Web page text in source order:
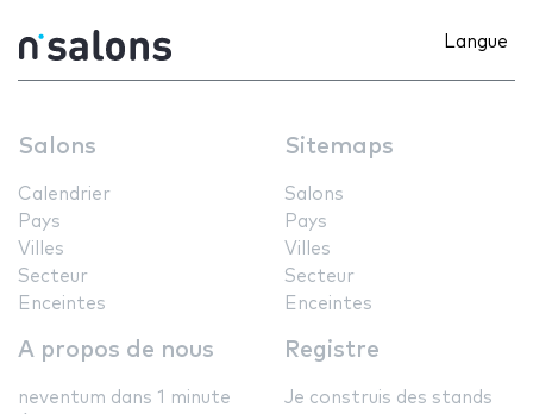
Langue
Salons
Calendrier
Pays
Villes
Secteur
Enceintes
Sitemaps
Salons
Pays
Villes
Secteur
Enceintes
A propos de nous
neventum dans 1 minute
Registre
Je construis des stands